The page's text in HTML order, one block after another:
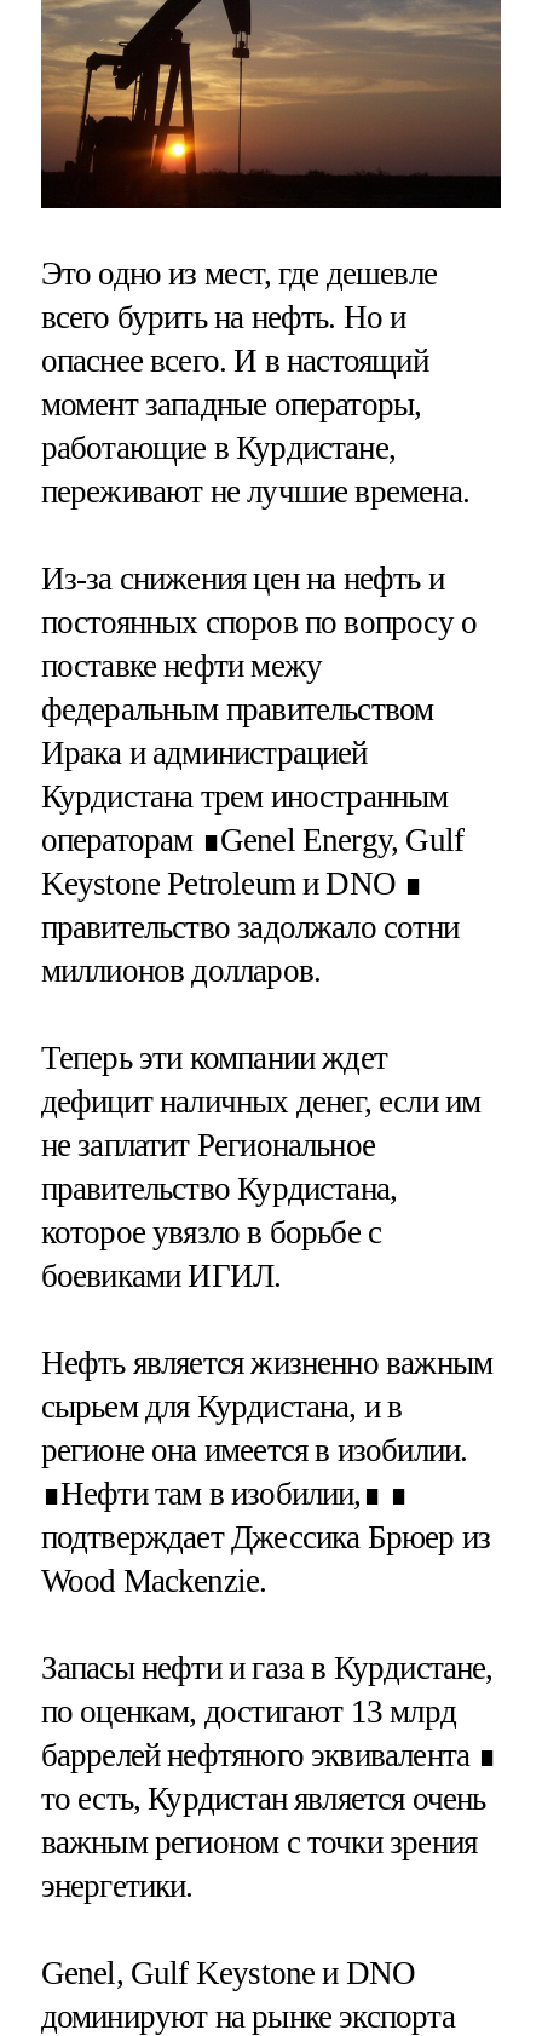
Это одно из мест, где дешевле
всего бурить на нефть. Но и
опаснее всего. И в настоящий
момент западные операторы,
работающие в Курдистане,
переживают не лучшие времена.
Из-за снижения цен на нефть и
постоянных споров по вопросу о
поставке нефти межу
федеральным правительством
Ирака и администрацией
Курдистана трем иностранным
операторам ∎Genel Energy, Gulf
Keystone Petroleum и DNO ∎
правительство задолжало сотни
миллионов долларов.
Теперь эти компании ждет
дефицит наличных денег, если им
не заплатит Региональное
правительство Курдистана,
которое увязло в борьбе с
боевиками ИГИЛ.
Нефть является жизненно важным
сырьем для Курдистана, и в
регионе она имеется в изобилии.
∎Нефти там в изобилии,∎ ∎
подтверждает Джессика Брюер из
Wood Mackenzie.
Запасы нефти и газа в Курдистане,
по оценкам, достигают 13 млрд
баррелей нефтяного эквивалента ∎
то есть, Курдистан является очень
важным регионом с точки зрения
энергетики.
Genel, Gulf Keystone и DNO
доминируют на рынке экспорта